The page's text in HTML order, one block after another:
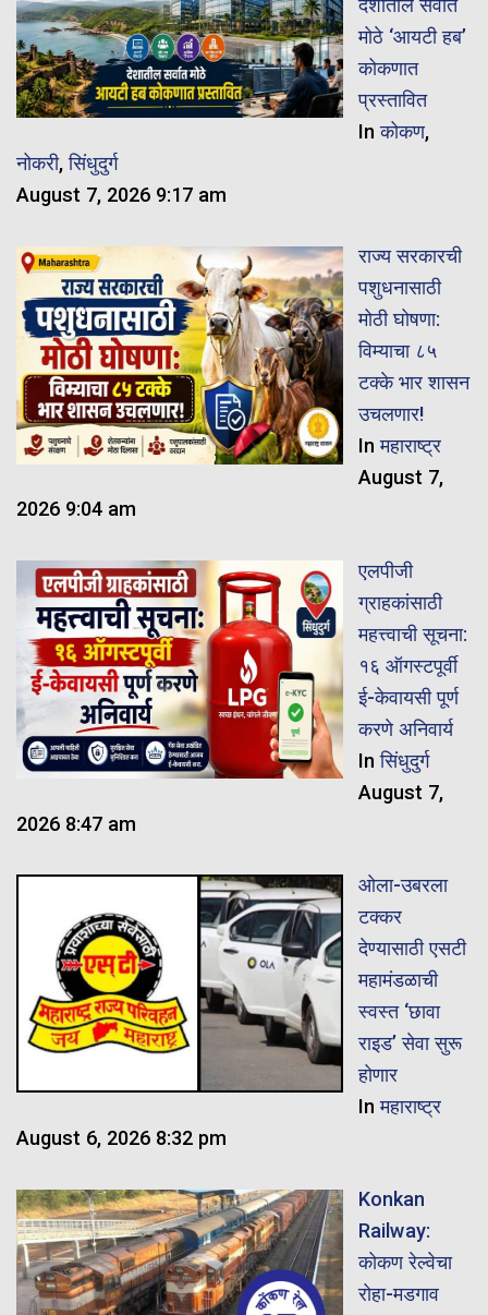
देशातील सर्वात
मोठे ‘आयटी हब’
कोकणात
प्रस्तावित
Inकोकण,
नोकरी,सिंधुदुर्ग
August 7, 2026 9:17 am
राज्य सरकारची
पशुधनासाठी
मोठी घोषणा:
विम्याचा ८५
टक्के भार शासन
उचलणार!
Inमहाराष्ट्र
August 7,
2026 9:04 am
एलपीजी
ग्राहकांसाठी
महत्त्वाची सूचना:
१६ ऑगस्टपूर्वी
ई-केवायसी पूर्ण
करणे अनिवार्य
Inसिंधुदुर्ग
August 7,
2026 8:47 am
ओला-उबरला
टक्कर
देण्यासाठी एसटी
महामंडळाची
स्वस्त ‘छावा
राइड’ सेवा सुरू
होणार
Inमहाराष्ट्र
August 6, 2026 8:32 pm
Konkan
Railway:
कोकण रेल्वेचा
रोहा-मडगाव